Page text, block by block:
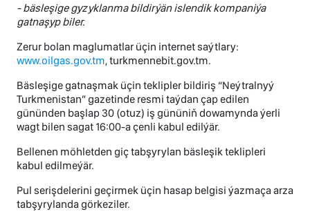
- bäsleşige gyzyklanma bildirýän islendik kompaniýa
gatnaşyp biler.
Zerur bolan maglumatlar üçin internet saýtlary:
www.oilgas.gov.tm, turkmennebit.gov.tm.
Bäsleşige gatnaşmak üçin teklipler bildiriş “Neýtralnyý
Turkmenistan” gazetinde resmi taýdan çap edilen
gününden başlap 30 (otuz) iş gününiň dowamynda ýerli
wagt bilen sagat 16:00-a çenli kabul edilýär.
Bellenen möhletden giç tabşyrylan bäsleşik teklipleri
kabul edilmeýär.
Pul serişdelerini geçirmek üçin hasap belgisi ýazmaça arza
tabşyrylanda görkeziler.